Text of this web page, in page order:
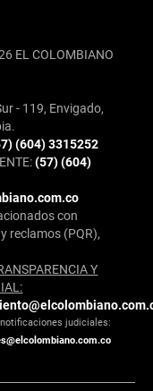
EL COLOMBIANO
- 119, Envigado,
(604) 3315252
(57) (604)
con
reclamos (PQR),
Y
judiciales: